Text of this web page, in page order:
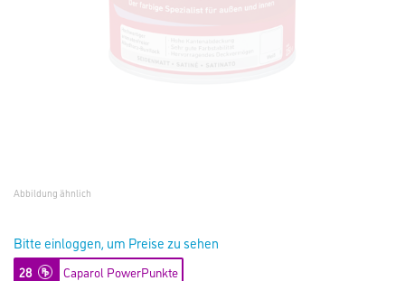
Abbildung ähnlich
Bitte einloggen, um Preise zu sehen
28 Caparol PowerPunkte